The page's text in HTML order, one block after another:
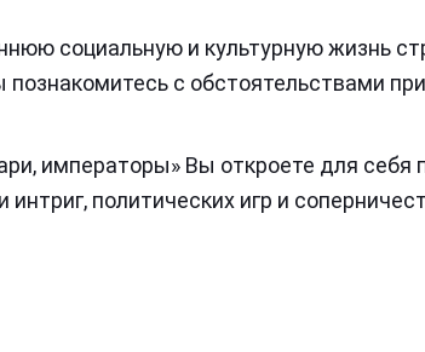
социальную и культурную жизнь
с обстоятельствами
императоры» Вы откроете для
политических игр и